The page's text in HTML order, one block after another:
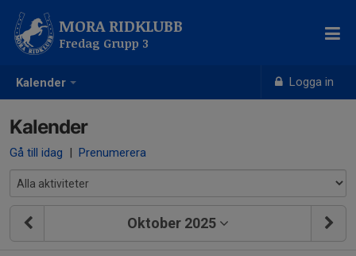
Kalender Logga in
MORA RIDKLUBB
Fredag Grupp 3
Kalender
Gå till idag | Prenumerera
Oktober 2025